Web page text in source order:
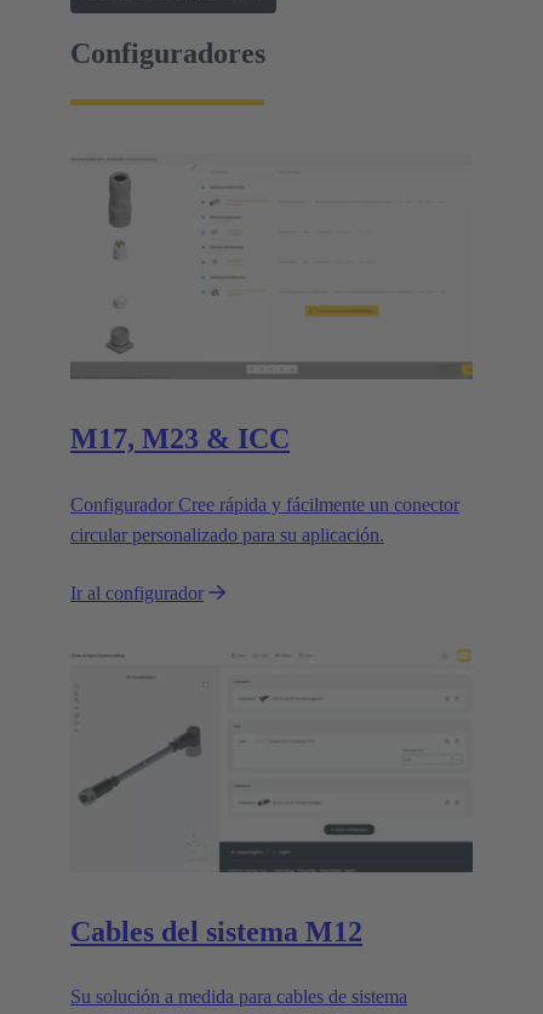
Configuradores
M17, M23 & ICC
Configurador Cree rápida y fácilmente un conector
circular personalizado para su aplicación.
Ir al configurador
Cables del sistema M12
Su solución a medida para cables de sistema